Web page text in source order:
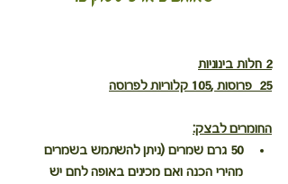
2 חלות בינוניות
25  פרוסות ,105 קלוריות לפרוסה
החומרים לבצק:
50 גרם שמרים (ניתן להשתמש בשמרים
מהירי הכנה ואם מכינים באופה לחם יש